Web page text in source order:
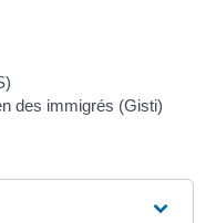
des immigrés (Gisti)